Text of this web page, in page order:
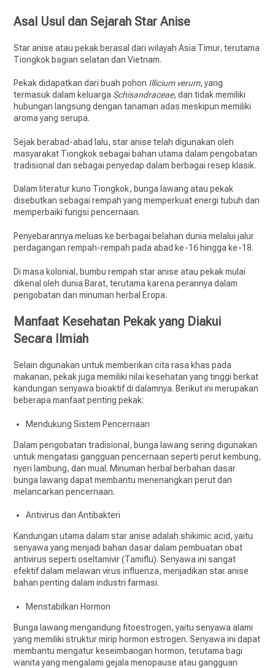
Asal Usul dan Sejarah Star Anise
Star anise atau pekak berasal dari wilayah Asia Timur, terutama
Tiongkok bagian selatan dan Vietnam.
Pekak didapatkan dari buah pohon Illicium verum, yang
termasuk dalam keluarga Schisandraceae, dan tidak memiliki
hubungan langsung dengan tanaman adas meskipun memiliki
aroma yang serupa.
Sejak berabad-abad lalu, star anise telah digunakan oleh
masyarakat Tiongkok sebagai bahan utama dalam pengobatan
tradisional dan sebagai penyedap dalam berbagai resep klasik.
Dalam literatur kuno Tiongkok, bunga lawang atau pekak
disebutkan sebagai rempah yang memperkuat energi tubuh dan
memperbaiki fungsi pencernaan.
Penyebarannya meluas ke berbagai belahan dunia melalui jalur
perdagangan rempah-rempah pada abad ke-16 hingga ke-18.
Di masa kolonial, bumbu rempah star anise atau pekak mulai
dikenal oleh dunia Barat, terutama karena perannya dalam
pengobatan dan minuman herbal Eropa.
Manfaat Kesehatan Pekak yang Diakui
Secara Ilmiah
Selain digunakan untuk memberikan cita rasa khas pada
makanan, pekak juga memiliki nilai kesehatan yang tinggi berkat
kandungan senyawa bioaktif di dalamnya. Berikut ini merupakan
beberapa manfaat penting pekak:
Mendukung Sistem Pencernaan
Dalam pengobatan tradisional, bunga lawang sering digunakan
untuk mengatasi gangguan pencernaan seperti perut kembung,
nyeri lambung, dan mual. Minuman herbal berbahan dasar
bunga lawang dapat membantu menenangkan perut dan
melancarkan pencernaan.
Antivirus dan Antibakteri
Kandungan utama dalam star anise adalah shikimic acid, yaitu
senyawa yang menjadi bahan dasar dalam pembuatan obat
antivirus seperti oseltamivir (Tamiflu). Senyawa ini sangat
efektif dalam melawan virus influenza, menjadikan star anise
bahan penting dalam industri farmasi.
Menstabilkan Hormon
Bunga lawang mengandung fitoestrogen, yaitu senyawa alami
yang memiliki struktur mirip hormon estrogen. Senyawa ini dapat
membantu mengatur keseimbangan hormon, terutama bagi
wanita yang mengalami gejala menopause atau gangguan